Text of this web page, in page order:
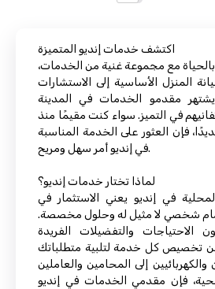
اكتشف خدمات إنديو المتميزة
بالحياة مع مجموعة غنية من الخدمات،
المنزل الأساسية إلى الاستشارات
مقدمو الخدمات في المدينة
في التميز. سواء كنت مقيمًا منذ
فإن العثور على الخدمة المناسبة
في إنديو أمر سهل ومريح.
لماذا تختار خدمات إنديو؟
في إنديو يعني الاستثمار في
شخصي لا مثيل له وحلول مخصصة.
الاحتياجات والتفضيلات الفريدة
تخصيص كل خدمة لتلبية متطلباتك
إلى المحامين والعاملين
فإن مقدمي الخدمات في إنديو